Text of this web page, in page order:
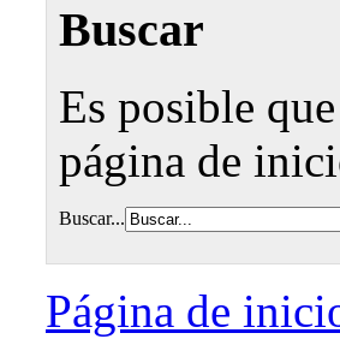
Buscar
Es posible
página de
Buscar...
Página de